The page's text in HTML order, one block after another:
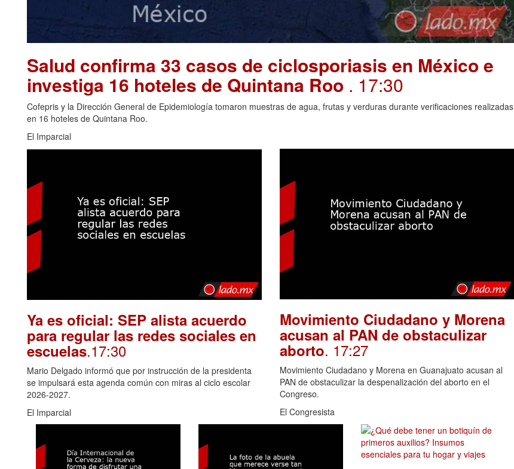
Salud confirma 33 casos de ciclosporiasis en México e
investiga 16 hoteles de Quintana Roo . 17:30
Cofepris y la Dirección General de Epidemiología tomaron muestras de agua, frutas y verduras durante verificaciones realizadas
en 16 hoteles de Quintana Roo.
El Imparcial
Ya es oficial: SEP alista acuerdo
para regular las redes sociales en
escuelas.17:30
Mario Delgado informó que por instrucción de la presidenta
se impulsará esta agenda común con miras al ciclo escolar
2026-2027.
El Imparcial
Movimiento Ciudadano y Morena
acusan al PAN de obstaculizar
aborto. 17:27
Movimiento Ciudadano y Morena en Guanajuato acusan al
PAN de obstaculizar la despenalización del aborto en el
Congreso.
El Congresista